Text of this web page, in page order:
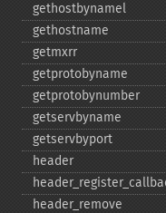
gethostbynamel
gethostname
getmxrr
getprotobyname
getprotobynumber
getservbyname
getservbyport
header
header_​remove